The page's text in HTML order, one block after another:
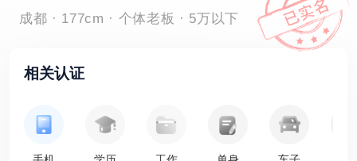
成都 · 177cm · 个体老板 · 5万以下
相关认证